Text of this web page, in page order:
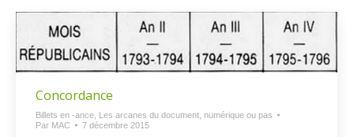
Concordance
Billets en -ance Les arcanes du document, numérique ou pas
Par MAC 7 décembre 2015